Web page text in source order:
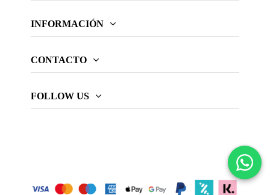
INFORMACIÓN
CONTACTO
FOLLOW US